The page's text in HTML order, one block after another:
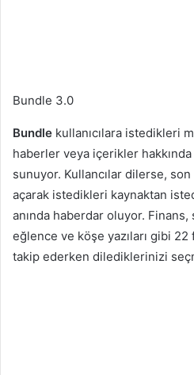
Bundle 3.0
Bundle kullanıcılara istedikleri
haberler veya içerikler
sunuyor. Kullancılar dilerse,
açarak istedikleri kaynaktan
anında haberdar oluyor.
eğlence ve köşe yazıları gibi
takip ederken dilediklerinizi